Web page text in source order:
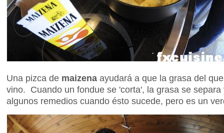
Una pizca de maizena ayudará a que la grasa del
vino. Cuando un fondue se 'corta', la grasa se
algunos remedios cuando ésto sucede, pero es un